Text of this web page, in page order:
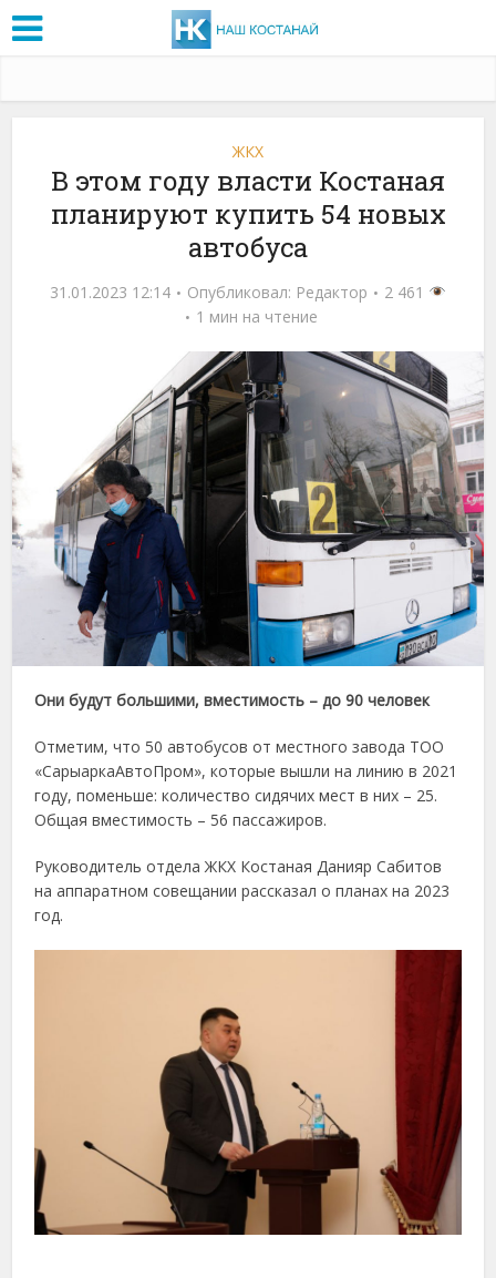
ЖКХ
В этом году власти Костаная
планируют купить 54 новых
автобуса
31.01.2023 12:14 Опубликовал: Редактор
2 461
1 мин на чтение
Они будут большими, вместимость – до 90 человек
Отметим, что 50 автобусов от местного завода ТОО
«СарыаркаАвтоПром», которые вышли на линию в 2021
году, поменьше: количество сидячих мест в них – 25.
Общая вместимость – 56 пассажиров.
Руководитель отдела ЖКХ Костаная Данияр Сабитов
на аппаратном совещании рассказал о планах на 2023
год.